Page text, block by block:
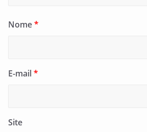
Nome*
E-mail*
Site